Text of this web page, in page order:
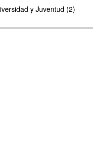
y Juventud (2)